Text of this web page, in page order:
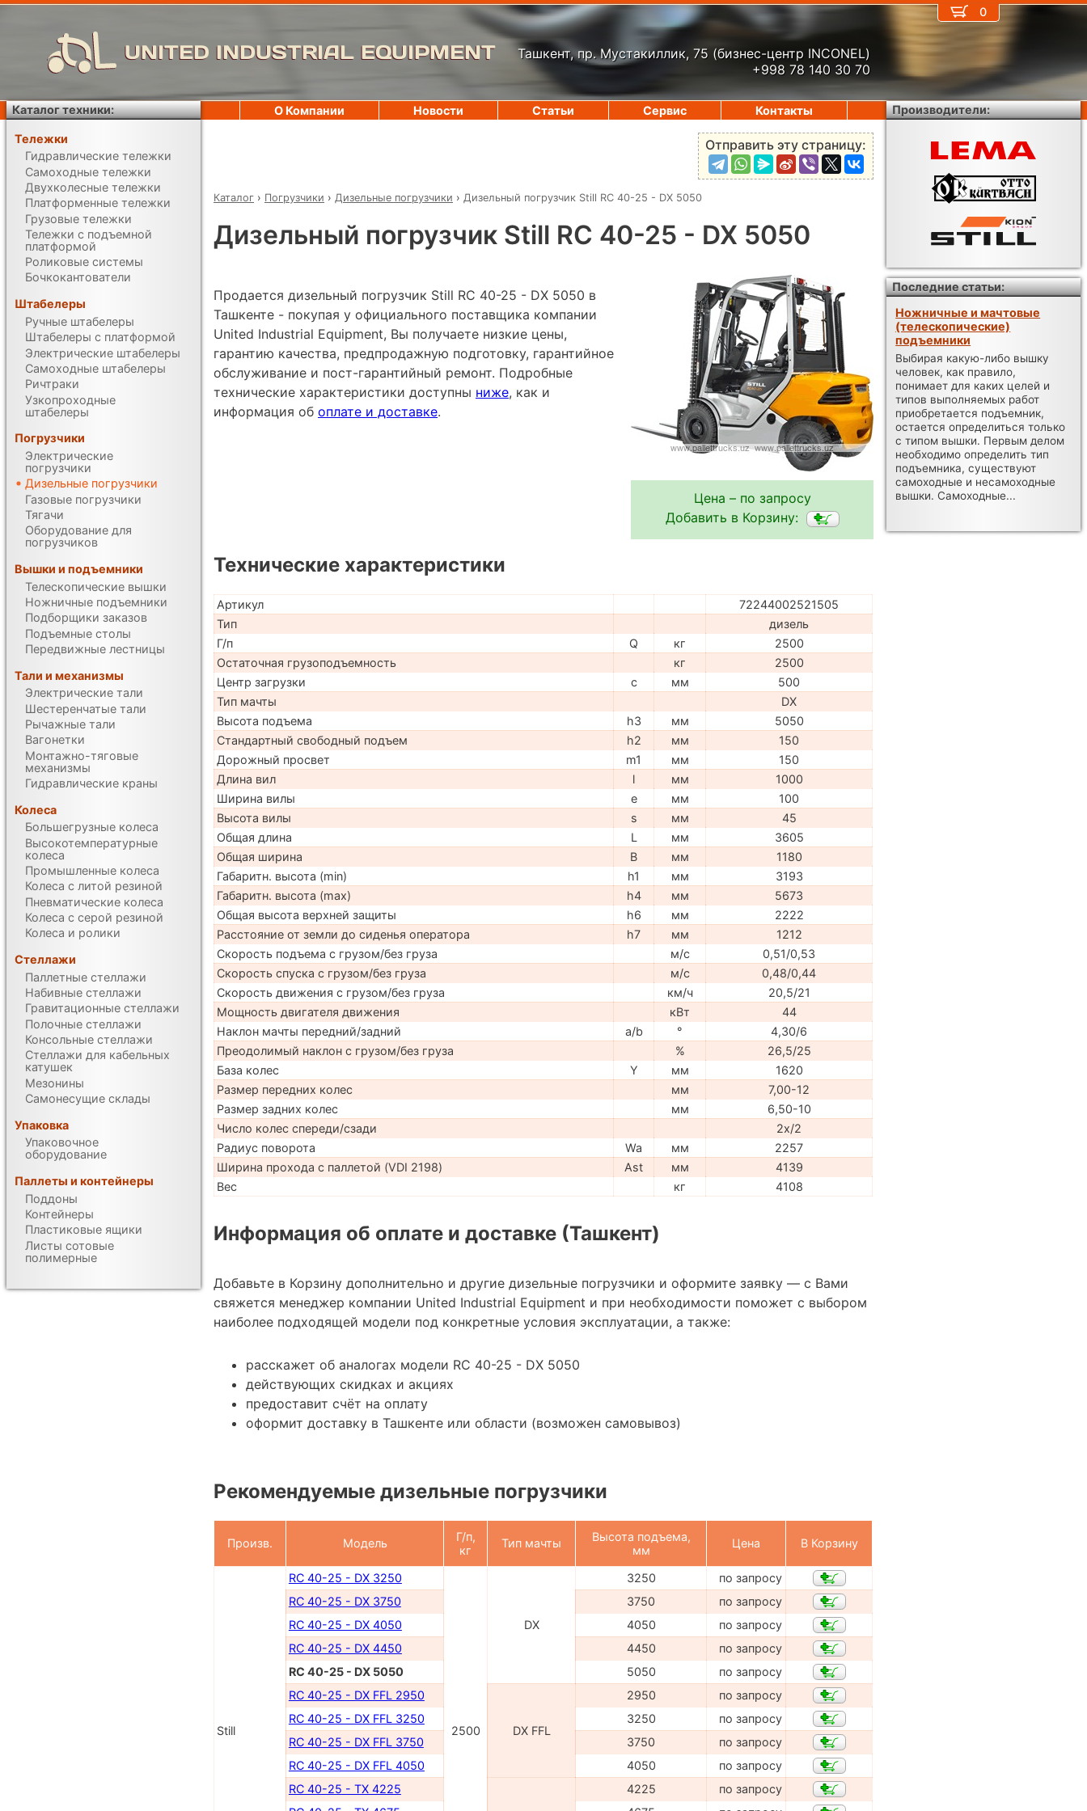
UNITED INDUSTRIAL EQUIPMENT Ташкент, пр. Мустакиллик, 75 (бизнес-центр INCONEL)
+998 78 140 30 70
Отправить эту страницу:
Каталог › Погрузчики › Дизельные погрузчики › Дизельный погрузчик Still RC 40-25 - DX 5050
Дизельный погрузчик Still RC 40-25 - DX 5050
Цена – по запросу
Добавить в Корзину:
Продается дизельный погрузчик Still RC 40-25 - DX 5050 в
Ташкенте - покупая у официального поставщика компании
United Industrial Equipment, Вы получаете низкие цены,
гарантию качества, предпродажную подготовку, гарантийное
обслуживание и пост-гарантийный ремонт. Подробные
технические характеристики доступны ниже, как и
информация об оплате и доставке.
Технические характеристики
Артикул
72244002521505
Тип
дизель
Г/п
Q кг
2500
Остаточная грузоподъемность
кг
2500
Центр загрузки
c мм
500
Тип мачты
DX
Высота подъема
h3 мм
5050
Стандартный свободный подъем
h2 мм
150
Дорожный просвет
m1 мм
150
Длина вил
l мм
1000
Ширина вилы
e мм
100
Высота вилы
s мм
45
Общая длина
L мм
3605
Общая ширина
B мм
1180
Габаритн. высота (min)
h1 мм
3193
Габаритн. высота (max)
h4 мм
5673
Общая высота верхней защиты
h6 мм
2222
Расстояние от земли до сиденья оператора
h7 мм
1212
Скорость подъема с грузом/без груза
м/с
0,51/0,53
Скорость спуска с грузом/без груза
м/с
0,48/0,44
Скорость движения с грузом/без груза
км/ч
20,5/21
Мощность двигателя движения
кВт
44
Наклон мачты передний/задний
a/b °
4,30/6
Преодолимый наклон с грузом/без груза
%
26,5/25
База колес
Y мм
1620
Размер передних колес
мм
7,00-12
Размер задних колес
мм
6,50-10
Число колес спереди/сзади
2x/2
Радиус поворота
Wa мм
2257
Ширина прохода с паллетой (VDI 2198)
Ast мм
4139
Вес
кг 4108
Информация об оплате и доставке (Ташкент)
Добавьте в Корзину дополнительно и другие дизельные погрузчики и оформите заявку — с Вами
свяжется менеджер компании United Industrial Equipment и при необходимости поможет с выбором
наиболее подходящей модели под конкретные условия эксплуатации, а также:
расскажет об аналогах модели RC 40-25 - DX 5050
действующих скидках и акциях
предоставит счёт на оплату
оформит доставку в Ташкенте или области (возможен самовывоз)
Рекомендуемые дизельные погрузчики
Произв. Модель
Г/п,
кг
Тип мачты
Высота подъема,
мм
Цена В Корзину
Still
RC 40-25 - DX 3250
2500
DX
3250
по запросу
RC 40-25 - DX 3750
3750
по запросу
RC 40-25 - DX 4050
4050
по запросу
RC 40-25 - DX 4450
4450
по запросу
RC 40-25 - DX 5050
5050
по запросу
RC 40-25 - DX FFL 2950
DX FFL
2950
по запросу
RC 40-25 - DX FFL 3250
3250
по запросу
RC 40-25 - DX FFL 3750
3750
по запросу
RC 40-25 - DX FFL 4050
4050
по запросу
RC 40-25 - TX 4225
4225
по запросу
0
О Компании Новости Статьи Сервис Контакты
Каталог техники:
Тележки
Гидравлические тележки
Самоходные тележки
Двухколесные тележки
Платформенные тележки
Грузовые тележки
Тележки с подъемной
платформой
Роликовые системы
Бочкокантователи
Штабелеры
Ручные штабелеры
Штабелеры с платформой
Электрические штабелеры
Самоходные штабелеры
Ричтраки
Узкопроходные
штабелеры
Погрузчики
Электрические
погрузчики
Дизельные погрузчики
Газовые погрузчики
Тягачи
Оборудование для
погрузчиков
Вышки и подъемники
Телескопические вышки
Ножничные подъемники
Подборщики заказов
Подъемные столы
Передвижные лестницы
Тали и механизмы
Электрические тали
Шестеренчатые тали
Рычажные тали
Вагонетки
Монтажно-тяговые
механизмы
Гидравлические краны
Колеса
Большегрузные колеса
Высокотемпературные
колеса
Промышленные колеса
Колеса с литой резиной
Пневматические колеса
Колеса с серой резиной
Колеса и ролики
Стеллажи
Паллетные стеллажи
Набивные стеллажи
Гравитационные стеллажи
Полочные стеллажи
Консольные стеллажи
Стеллажи для кабельных
катушек
Мезонины
Самонесущие склады
Упаковка
Упаковочное
оборудование
Паллеты и контейнеры
Поддоны
Контейнеры
Пластиковые ящики
Листы сотовые
полимерные
Производители:
Последние статьи:
Ножничные и мачтовые
(телескопические)
подъемники
Выбирая какую-либо вышку
человек, как правило,
понимает для каких целей и
типов выполняемых работ
приобретается подъемник,
остается определиться только
с типом вышки. Первым делом
необходимо определить тип
подъемника, существуют
самоходные и несамоходные
вышки. Самоходные...